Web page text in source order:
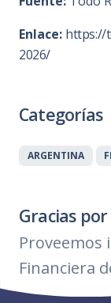
Enlace: https://
2026/
Categorías
ARGENTINA
Gracias
Proveemos
Financiera